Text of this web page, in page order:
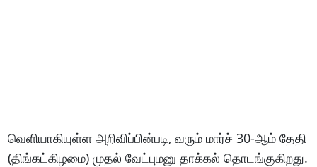
வெளியாகியுள்ள அறிவிப்பின்படி, வரும் மார்ச் 30-ஆம் தேதி
(திங்கட்கிழமை) முதல் வேட்புமனு தாக்கல் தொடங்குகிறது.